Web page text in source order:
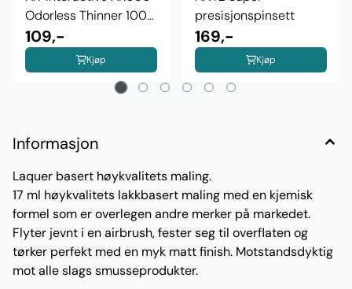
Odorless Thinner 100
ml
109,-
Kjøp
presisjonspinsett
169,-
Kjøp
Informasjon
Laquer basert høykvalitets maling.
17 ml høykvalitets lakkbasert maling med en kjemisk
formel som er overlegen andre merker på markedet.
Flyter jevnt i en airbrush, fester seg til overflaten og
tørker perfekt med en myk matt finish. Motstandsdyktig
mot alle slags smusseprodukter.